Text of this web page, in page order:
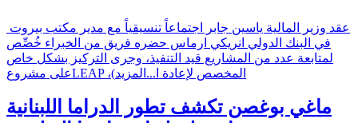
في البنك الدولي انريكي ارماس حضره فريق من الخبراء خُصِّص
لمتابعة عدد من المشاريع قيد التنفيذ، وجرى التركيز بشكل خاص
على مشروعLEAP ،(المخصص لإعادة ا... المزيد
ماغي بوغصن تكشف تطور الدراما اللبنانية